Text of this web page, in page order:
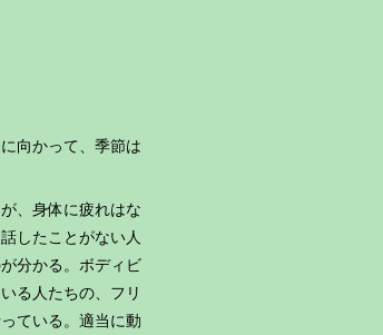
向かって、季節は
、身体に疲れはな
したことがない人
分かる。ボディビ
る人たちの、フリ
ている。適当に動